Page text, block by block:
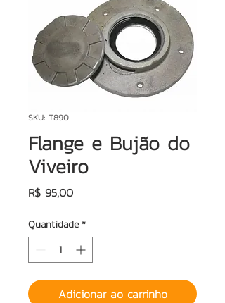
SKU: T890
Flange e Bujão do
Viveiro
R$ 95,00Preço
Quantidade*
Adicionar ao carrinho